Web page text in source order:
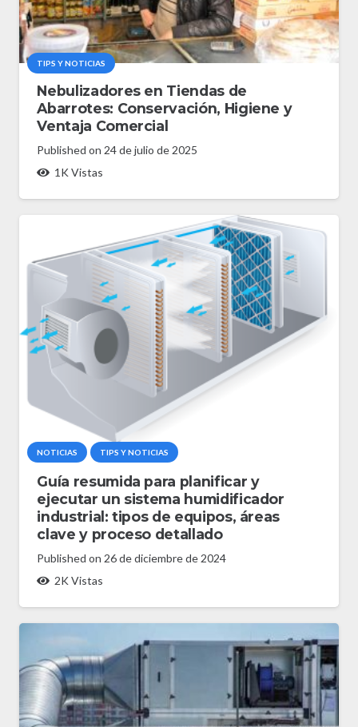
TIPS Y NOTICIAS
Nebulizadores en Tiendas de
Abarrotes: Conservación, Higiene y
Ventaja Comercial
Published on 24 de julio de 2025
1KVistas
NOTICIAS TIPS Y NOTICIAS
Guía resumida para planificar y
ejecutar un sistema humidificador
industrial: tipos de equipos, áreas
clave y proceso detallado
Published on 26 de diciembre de 2024
2KVistas